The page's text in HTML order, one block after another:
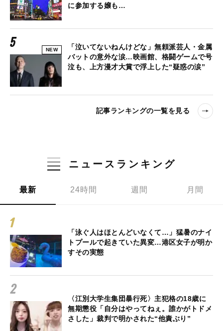
に参加する嬢も…
NEW
「泣いてないねんけどな」無頼派芸人・金属
バットの意外な涙…映画館、格闘ゲームで号
泣も、上方漫才大賞で浮上した“疑惑の涙”
記事ランキングの一覧を見る
ニュースランキング
最新 24時間 週間 月間
「泳ぐ人はほとんどいなくて…」猛暑のナイ
トプールで起きていた異変…港区女子が明か
すその実態
〈江別大学生集団暴行死〉主犯格の18歳に
無期懲役「自分はやってねぇ。誰かがトドメ
さした」裁判で明かされた“他責ぶり”